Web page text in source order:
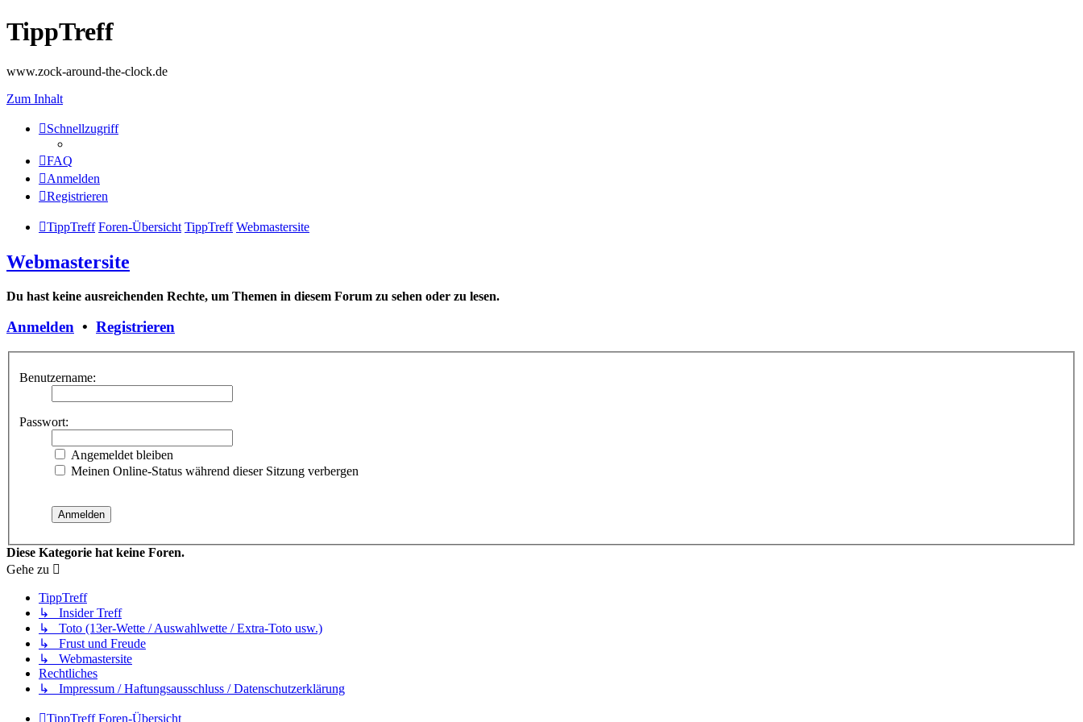
TippTreff
www.zock-around-the-clock.de
Zum Inhalt
Schnellzugriff
FAQ
Anmelden
Registrieren
TippTreff Foren-Übersicht TippTreff Webmastersite
Webmastersite
Du hast keine ausreichenden Rechte, um Themen in diesem Forum zu sehen oder zu lesen.
Anmelden • Registrieren
Benutzername:
Passwort:
Angemeldet bleiben
Meinen Online-Status während dieser Sitzung verbergen
Diese Kategorie hat keine Foren.
Gehe zu
TippTreff
↳ Insider Treff
↳ Toto (13er-Wette / Auswahlwette / Extra-Toto usw.)
↳ Frust und Freude
↳ Webmastersite
Rechtliches
↳ Impressum / Haftungsausschluss / Datenschutzerklärung
TippTreff Foren-Übersicht